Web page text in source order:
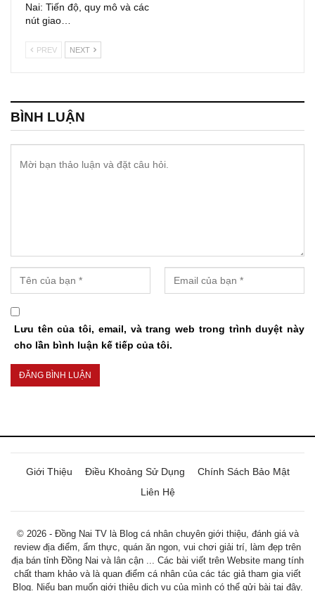
Nai: Tiến độ, quy mô và các
nút giao…
PREV NEXT
BÌNH LUẬN
Lưu tên của tôi, email, và trang web trong trình duyệt này
cho lần bình luận kế tiếp của tôi.
Giới Thiệu Điều Khoảng Sử Dụng
Chính Sách Bảo Mật
Liên Hệ
© 2026 - Đồng Nai TV là Blog cá nhân chuyên giới thiệu, đánh giá và
review địa điểm, ẩm thực, quán ăn ngon, vui chơi giải trí, làm đẹp trên
địa bán tỉnh Đồng Nai và lân cận ... Các bài viết trên Website mang tính
chất tham khảo và là quan điểm cá nhân của các tác giả tham gia viết
Blog. Niếu bạn muốn giới thiệu dịch vụ của mình có thể gửi bài tại đây.